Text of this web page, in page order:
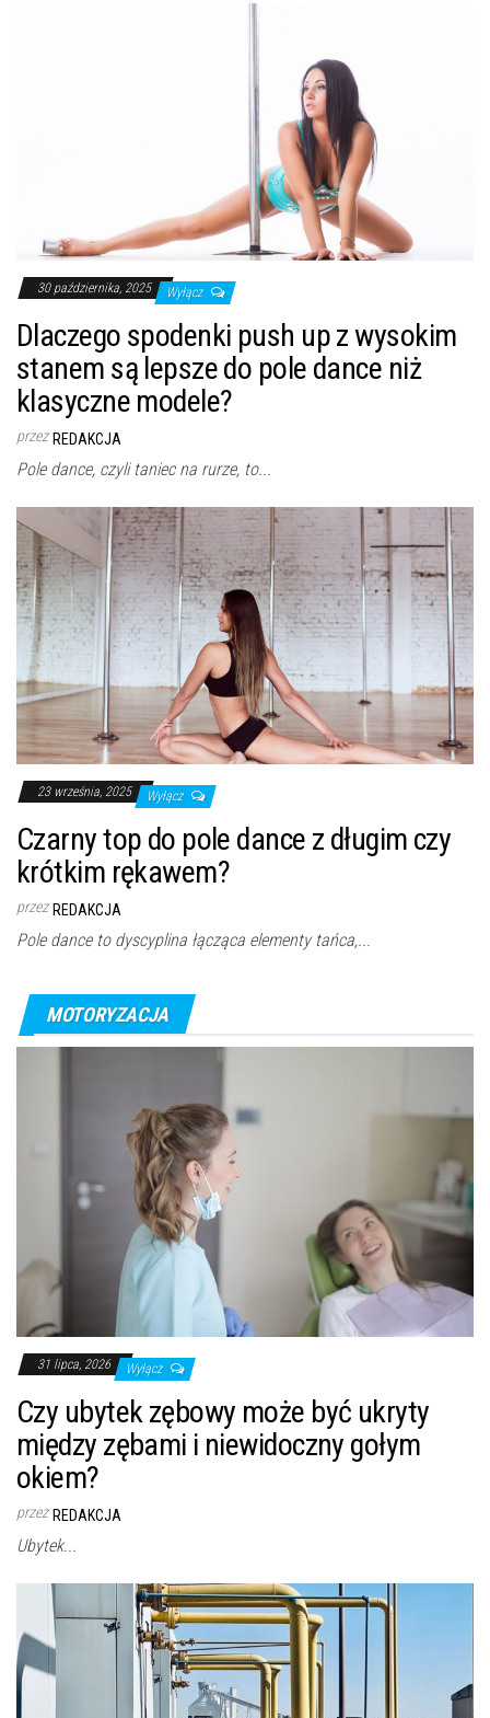
30 października, 2025 Wyłącz
Dlaczego spodenki push up z wysokim
stanem są lepsze do pole dance niż
klasyczne modele?
przez REDAKCJA
Pole dance, czyli taniec na rurze, to...
23 września, 2025 Wyłącz
Czarny top do pole dance z długim czy
krótkim rękawem?
przez REDAKCJA
Pole dance to dyscyplina łącząca elementy tańca,...
MOTORYZACJA
31 lipca, 2026 Wyłącz
Czy ubytek zębowy może być ukryty
między zębami i niewidoczny gołym
okiem?
przez REDAKCJA
Ubytek...